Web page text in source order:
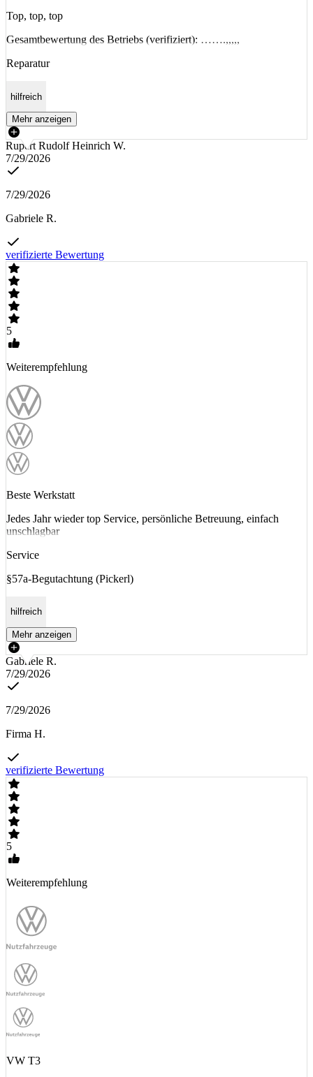
Top, top, top
Gesamtbewertung des Betriebs (verifiziert): …….,,,,,
Reparatur
hilfreich
Mehr anzeigen
Rupert Rudolf Heinrich W.
7/29/2026
7/29/2026
Gabriele R.
verifizierte Bewertung
5
Weiterempfehlung
Beste Werkstatt
Jedes Jahr wieder top Service, persönliche Betreuung, einfach
unschlagbar
Service
§57a-Begutachtung (Pickerl)
hilfreich
Mehr anzeigen
Gabriele R.
7/29/2026
7/29/2026
Firma H.
verifizierte Bewertung
5
Weiterempfehlung
VW T3